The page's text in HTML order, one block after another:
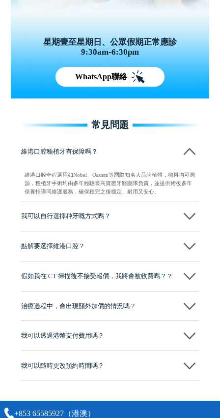
星期壹至星期日、公眾假期正常應診
9:30am-6:30pm
WhatsApp聯絡
常見問題
維港口腔種植牙有保障嗎？
維港口腔全程選用如Nobel、Osstem等國際知名大品牌植體，物料均可溯
源，種植牙手術均由多年經驗嘅高資曆牙醫團隊負責，並提供術後多年
保養指導同維護服務，確保種完之後穩定、耐用又安心。
我可以自行選擇种牙嘅方式嗎？
程及費用，未開始實際治療服務前，不會收取任何費用
點解要選擇維港口腔？
牌」、「2025香港企業領袖品牌」，是諾貝爾種植系統全球放心植牙中
至今已服務超過三十個國家和地區的顧客，受到粵港澳大灣區及周邊城
有咨詢及服務保障中心，有任何問題都可以隨時預約免費咨詢，讓人十
假如我在 CT 掃描後不接受報價，我將會被收費嗎？？
治療過程中，會出現額外加價的情況嗎？
不會，治療前我們會詳細說明治療方案及對應的價錢，顧客同意並簽字
我可以透過港幣支付費用嗎？
我可以隨時更改預約時間嗎？
+853 65585927（港澳）